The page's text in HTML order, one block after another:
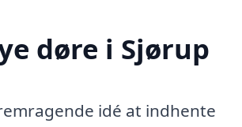
døre i Sjørup
idé at indhente